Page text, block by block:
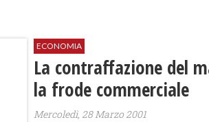
ECONOMIA
La contraffazione del
la frode commerciale
Mercoledì, 28 Marzo 2001